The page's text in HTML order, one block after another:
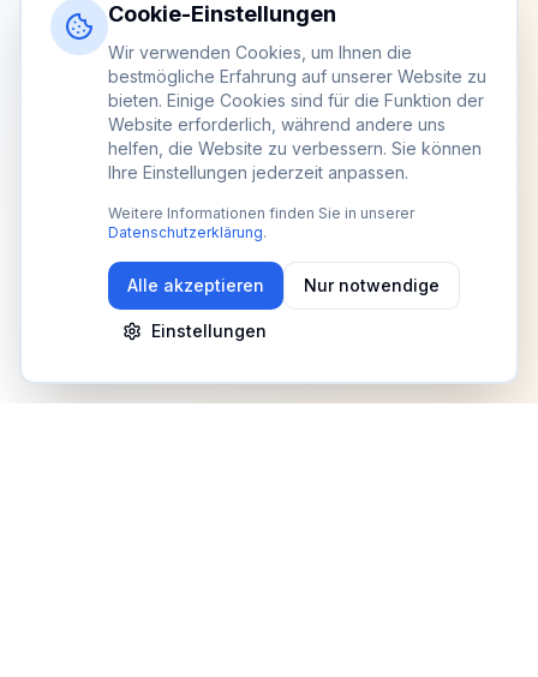
Cookie-Einstellungen
Wir verwenden Cookies, um Ihnen die
bestmögliche Erfahrung auf unserer Website zu
bieten. Einige Cookies sind für die Funktion der
Website erforderlich, während andere uns
helfen, die Website zu verbessern. Sie können
Ihre Einstellungen jederzeit anpassen.
Weitere Informationen finden Sie in unserer
Datenschutzerklärung.
Alle akzeptieren Nur notwendige
Einstellungen